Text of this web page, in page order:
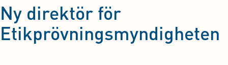
Ny direktör för
Etikprövningsmyndigheten